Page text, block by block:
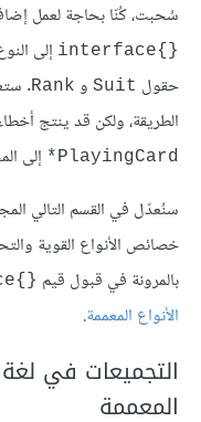
سُحبت، كُنّا بحاجة لعمل
{}interface إلى
حقول Suit و Rank
.
الطريقة، ولكن قد ينتج
PlayingCard* إلى
سنُعدّل في القسم التالي
خصائص الأنواع القوية
بالمرونة في قبول قيم {}interface
الأنواع المعممة.
التجميعات في
المعممة